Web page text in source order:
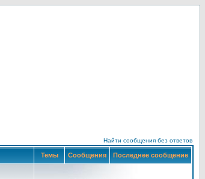
Найти сообщения без ответов
Темы Сообщения Последнее сообщение